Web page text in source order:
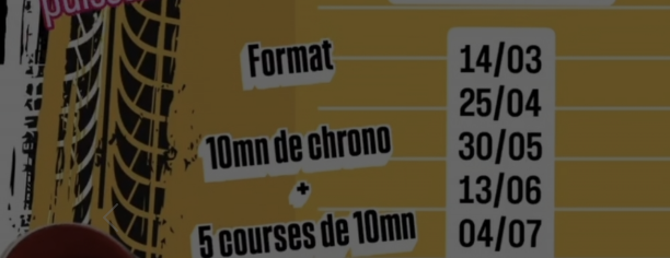
Previous